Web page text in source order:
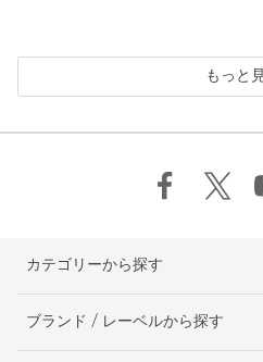
もっと
カテゴリーから探す
ブランド / レーベルから探す